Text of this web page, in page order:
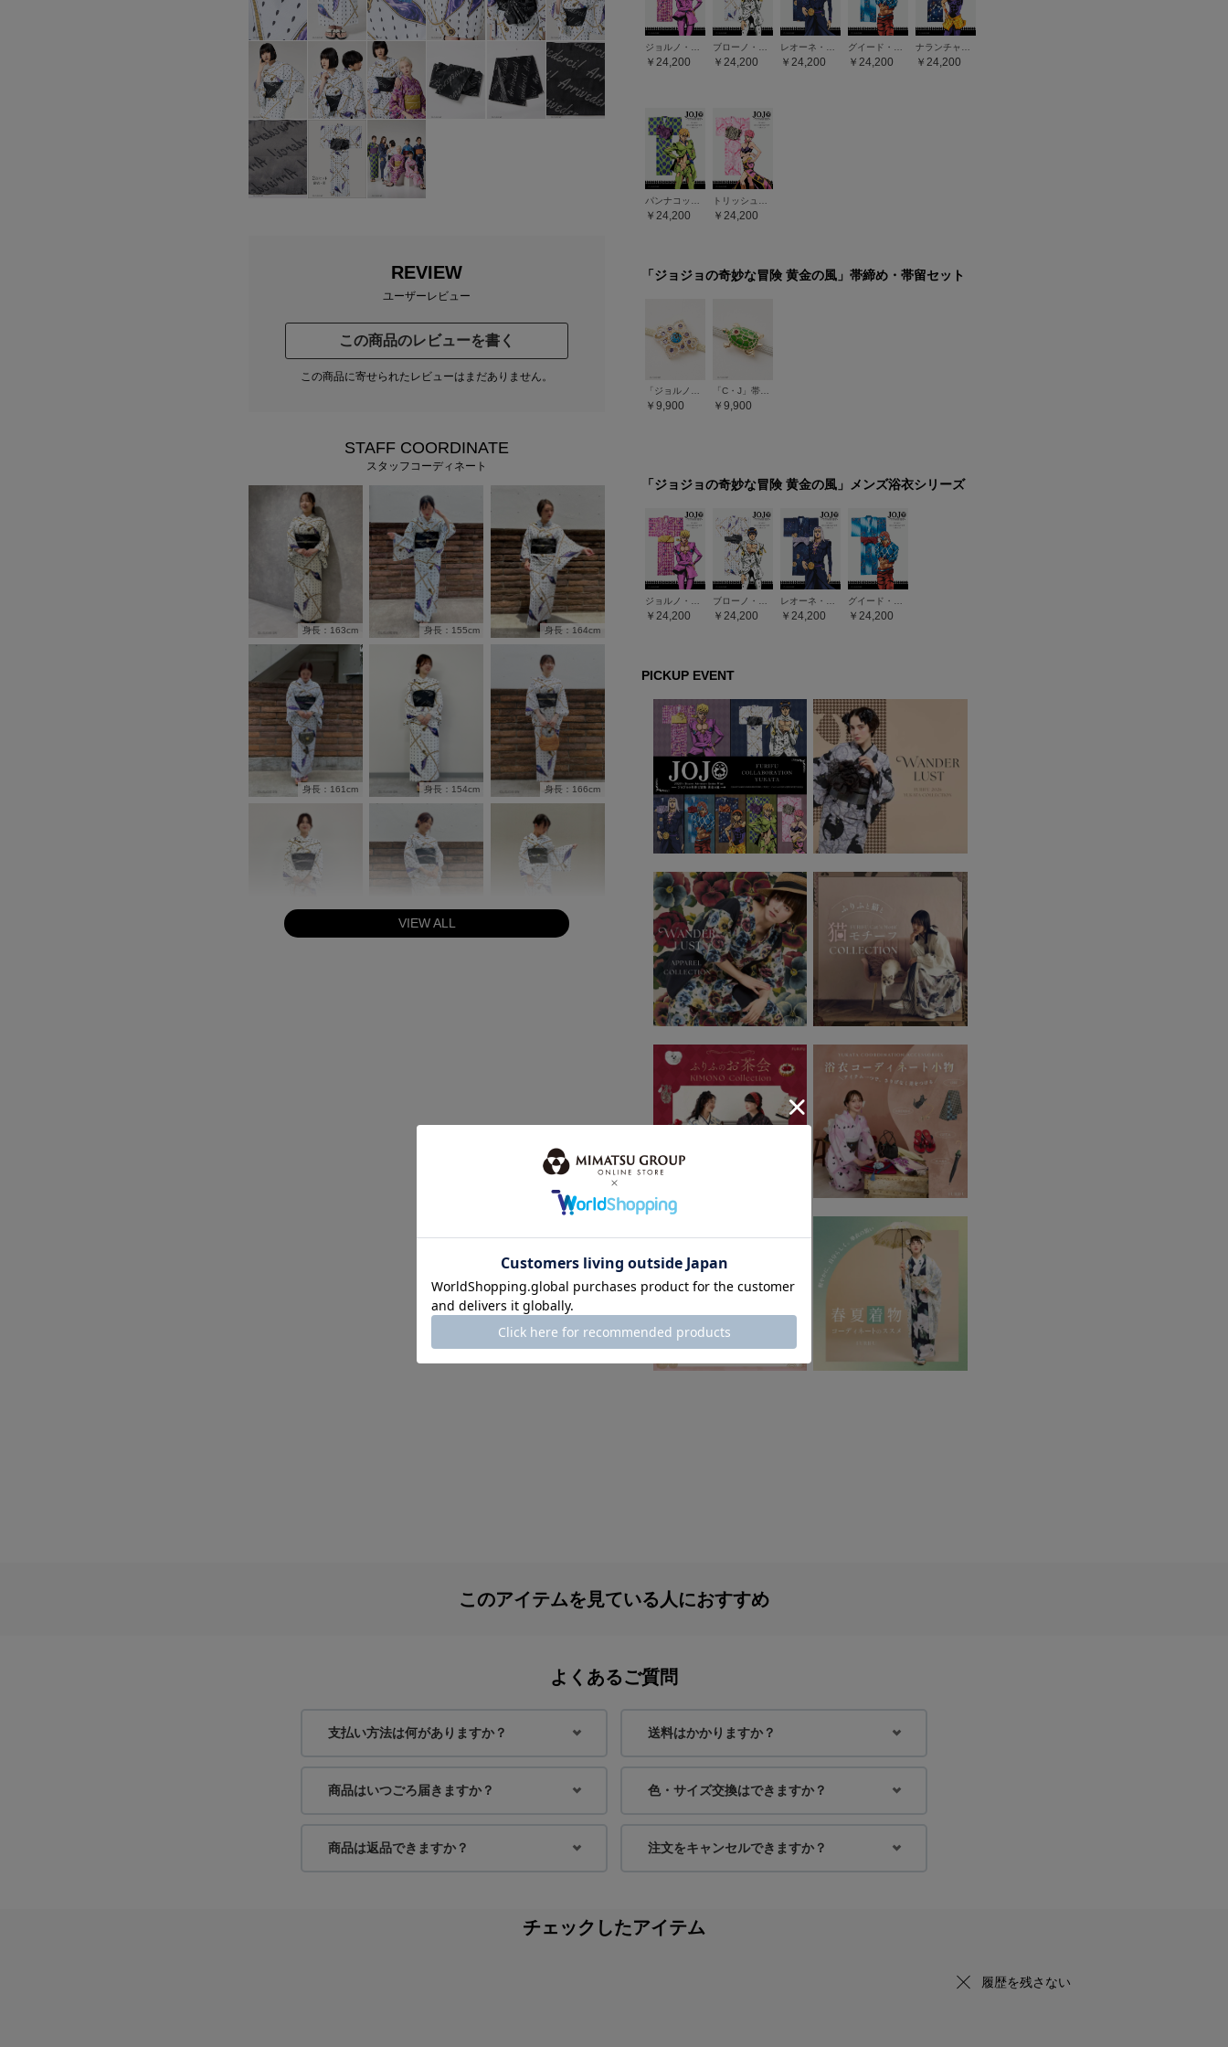
REVIEW
ユーザーレビュー
この商品のレビューを書く
この商品に寄せられたレビューはまだありません。
STAFF COORDINATE
スタッフコーディネート
身長：163cm 身長：155cm 身長：164cm
身長：161cm 身長：154cm 身長：166cm
VIEW ALL
24,200 24,200 24,200 24,200 24,200
24,200 24,200
「ジョジョの奇妙な冒険 黄金の風」帯締め・帯留セット
「ジョルノのブローチ」帯留・帯締めセット
9,900
「C・J」帯留・帯締めセット
9,900
「ジョジョの奇妙な冒険 黄金の風」メンズ浴衣シリーズ
24,200 24,200 24,200 24,200
PICKUP EVENT
このアイテムを見ている人におすすめ
よくあるご質問
支払い方法は何がありますか？ 送料はかかりますか？
商品はいつごろ届きますか？ 色・サイズ交換はできますか？
商品は返品できますか？ 注文をキャンセルできますか？
チェックしたアイテム
履歴を残さない